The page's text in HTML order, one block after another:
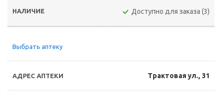
Доступно для заказа (3)
Выбрать аптеку
Трактовая ул., 31